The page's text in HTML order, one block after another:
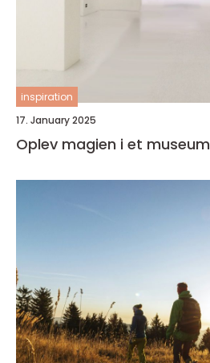
inspiration
17. January 2025
Oplev magien i et museum